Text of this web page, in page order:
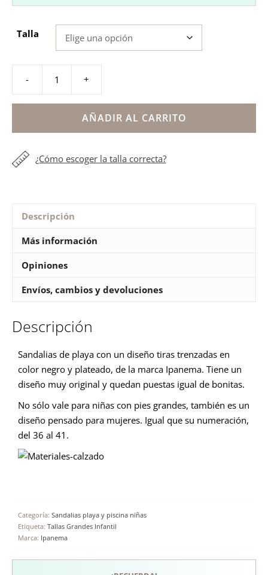
Talla
-
tiras
trenzadas
mujer
cantidad
+
AÑADIR AL CARRITO
¿Cómo escoger la talla correcta?
Descripción
Más información
Opiniones
Envíos, cambios y devoluciones
Descripción
Sandalias de playa con un diseño tiras trenzadas en
color negro y plateado, de la marca Ipanema. Tiene un
diseño muy original y quedan puestas igual de bonitas.
No sólo vale para niñas con pies grandes, también es un
diseño pensado para mujeres. Igual que su numeración,
del 36 al 41.
Categoría: Sandalias playa y piscina niñas
Etiqueta: Tallas Grandes Infantil
Marca: Ipanema